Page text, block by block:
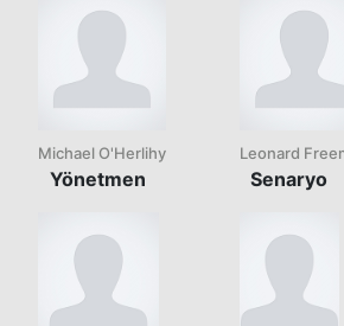
Michael O'Herlihy
Yönetmen
Leonard
Senaryo